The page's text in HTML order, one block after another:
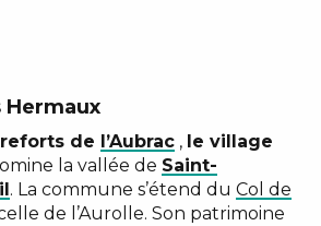
Hermaux
de l’Aubrac , le village
la vallée de Saint-
. La commune s’étend du Col de
de l’Aurolle. Son patrimoine